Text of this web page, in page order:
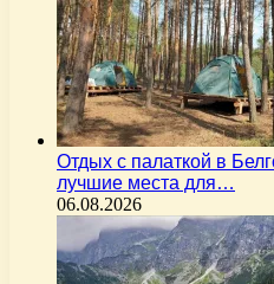
Отдых с палаткой в
лучшие места для…
06.08.2026